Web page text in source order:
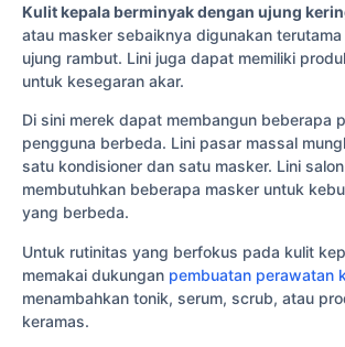
Kulit kepala berminyak dengan ujung
atau masker sebaiknya digunakan
ujung rambut. Lini juga dapat memiliki
untuk kesegaran akar.
Di sini merek dapat membangun beberapa
pengguna berbeda. Lini pasar massal
satu kondisioner dan satu masker. Lini
membutuhkan beberapa masker untuk
yang berbeda.
Untuk rutinitas yang berfokus pada kulit
memakai dukungan pembuatan perawatan
menambahkan tonik, serum, scrub, atau
keramas.